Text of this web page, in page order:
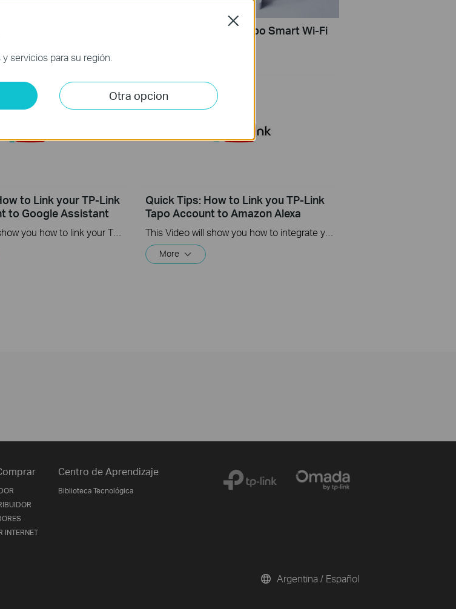
Install Your Tapo
Strip
How to Reset Your Tapo Smart Wi-Fi
to Link your TP-Link
to Google Assistant
This video will show you how to link your TP-Link Tapo account to Google Assistant
Quick Tips: How to Link you TP-Link
Tapo Account to Amazon Alexa
This Video will show you how to integrate your Tapo account to Amazon Alexa
More
INTERNET
Centro de Aprendizaje
Biblioteca Tecnológica
Argentina / Español
servicios para su región.
Otra opcion
Close